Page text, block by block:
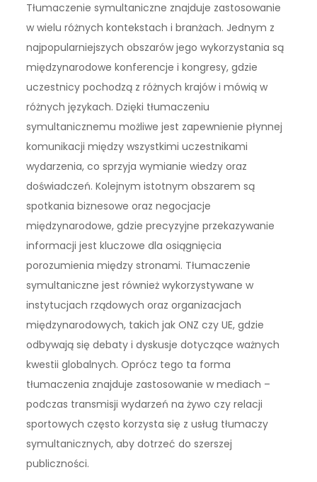
Tłumaczenie symultaniczne znajduje zastosowanie
w wielu różnych kontekstach i branżach. Jednym z
najpopularniejszych obszarów jego wykorzystania są
międzynarodowe konferencje i kongresy, gdzie
uczestnicy pochodzą z różnych krajów i mówią w
różnych językach. Dzięki tłumaczeniu
symultanicznemu możliwe jest zapewnienie płynnej
komunikacji między wszystkimi uczestnikami
wydarzenia, co sprzyja wymianie wiedzy oraz
doświadczeń. Kolejnym istotnym obszarem są
spotkania biznesowe oraz negocjacje
międzynarodowe, gdzie precyzyjne przekazywanie
informacji jest kluczowe dla osiągnięcia
porozumienia między stronami. Tłumaczenie
symultaniczne jest również wykorzystywane w
instytucjach rządowych oraz organizacjach
międzynarodowych, takich jak ONZ czy UE, gdzie
odbywają się debaty i dyskusje dotyczące ważnych
kwestii globalnych. Oprócz tego ta forma
tłumaczenia znajduje zastosowanie w mediach –
podczas transmisji wydarzeń na żywo czy relacji
sportowych często korzysta się z usług tłumaczy
symultanicznych, aby dotrzeć do szerszej
publiczności.